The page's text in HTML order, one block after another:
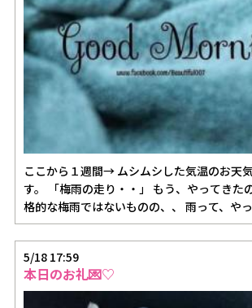
ここから１週間→ ムシムシした気温のお天気になるそうで
す。 「梅雨の走り・・」 もう、やってきたのか～^^; まだ本
格的な梅雨ではないものの、、 雨って、や
5/18 17:59
本日のお礼💌♡